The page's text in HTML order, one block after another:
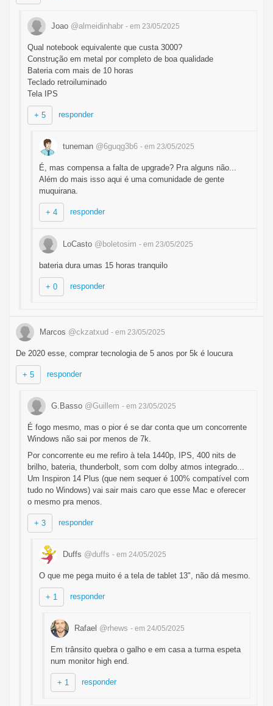
Joao @almeidinhabr - em 23/05/2025
Qual notebook equivalente que custa 3000?
Construção em metal por completo de boa qualidade
Bateria com mais de 10 horas
Teclado retroiluminado
Tela IPS
+ 5 responder
tuneman @6guqg3b6 - em 23/05/2025
É, mas compensa a falta de upgrade? Pra alguns não...
Além do mais isso aqui é uma comunidade de gente
muquirana.
+ 4 responder
LoCasto @boletosim - em 23/05/2025
bateria dura umas 15 horas tranquilo
+ 0 responder
Marcos @ckzatxud - em 23/05/2025
De 2020 esse, comprar tecnologia de 5 anos por 5k é loucura
+ 5 responder
G.Basso @Guillem - em 23/05/2025
É fogo mesmo, mas o pior é se dar conta que um concorrente
Windows não sai por menos de 7k.
Por concorrente eu me refiro à tela 1440p, IPS, 400 nits de
brilho, bateria, thunderbolt, som com dolby atmos integrado...
Um Inspiron 14 Plus (que nem sequer é 100% compatível com
tudo no Windows) vai sair mais caro que esse Mac e oferecer
o mesmo pra menos.
+ 3 responder
Duffs @duffs - em 24/05/2025
O que me pega muito é a tela de tablet 13", não dá mesmo.
+ 1 responder
Rafael @rhews - em 24/05/2025
Em trânsito quebra o galho e em casa a turma espeta
num monitor high end.
+ 1 responder